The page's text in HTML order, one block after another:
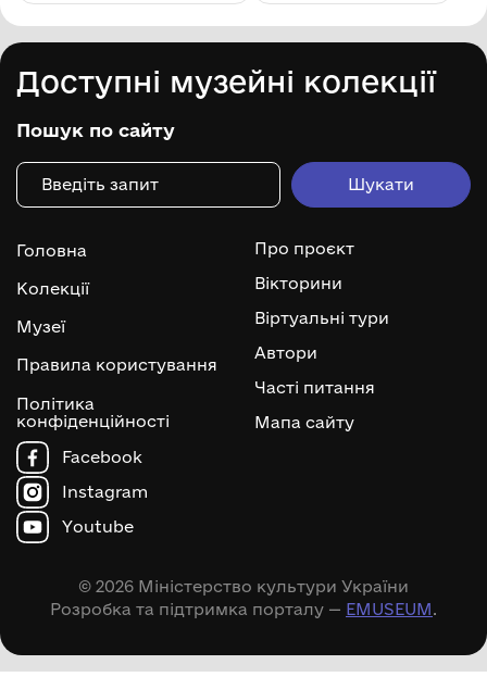
Доступні музейні колекції
Пошук по сайту
Головна
Колекції
Музеї
Правила користування
Політика
конфіденційності
Про проєкт
Вікторини
Віртуальні тури
Автори
Часті питання
Мапа сайту
Facebook
Instagram
Youtube
© 2026 Міністерство культури України
Розробка та підтримка порталу — EMUSEUM.